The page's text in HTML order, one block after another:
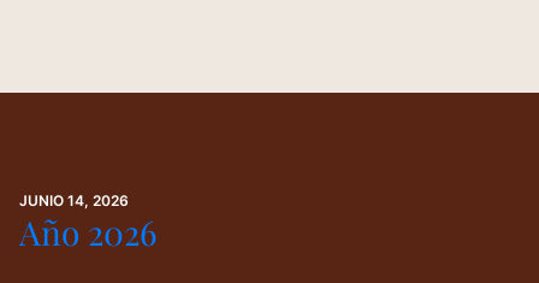
JUNIO 14, 2026
Año 2026